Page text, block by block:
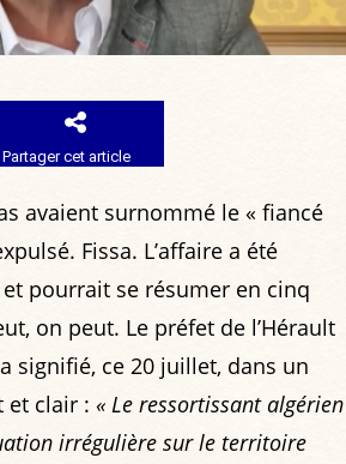
Partager cet article
avaient surnommé le « fiancé
Fissa. L’affaire a été
pourrait se résumer en cinq
on peut. Le préfet de l’Hérault
signifié, ce 20 juillet, dans un
et clair : « Le ressortissant algérien
irrégulière sur le territoire